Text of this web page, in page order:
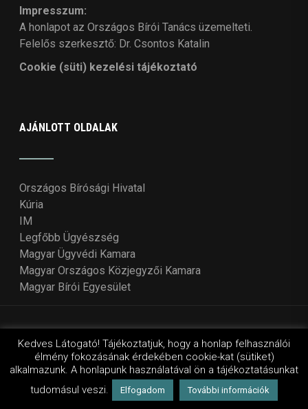
Impresszum:
A honlapot az Országos Bírói Tanács üzemelteti.
Felelős szerkesztő: Dr. Csontos Katalin
Cookie (süti) kezelési tájékoztató
AJÁNLOTT OLDALAK
Országos Bírósági Hivatal
Kúria
IM
Legfőbb Ügyészség
Magyar Ügyvédi Kamara
Magyar Országos Közjegyzői Kamara
Magyar Bírói Egyesület
© Copyright 2018 - 2021Országos Bírói Tanács. Design
by Wordpressvilág
Kedves Látogató! Tájékoztatjuk, hogy a honlap felhasználói
élmény fokozásának érdekében cookie-kat (sütiket)
alkalmazunk. A honlapunk használatával ön a tájékoztatásunkat
tudomásul veszi.
Elfogadom További információk